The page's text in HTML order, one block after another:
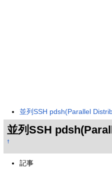
並列SSH pdsh(Parallel
並列SSH
†
記事